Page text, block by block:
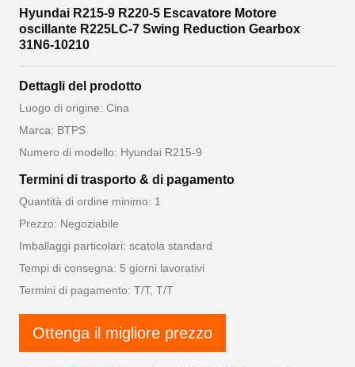
Hyundai R215-9 R220-5 Escavatore Motore
oscillante R225LC-7 Swing Reduction Gearbox
31N6-10210
Dettagli del prodotto
Luogo di origine: Cina
Marca: BTPS
Numero di modello: Hyundai R215-9
Termini di trasporto & di pagamento
Quantità di ordine minimo: 1
Prezzo: Negoziabile
Imballaggi particolari: scatola standard
Tempi di consegna: 5 giorni lavorativi
Termini di pagamento: T/T, T/T
Ottenga il migliore prezzo